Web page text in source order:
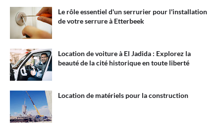
Le rôle essentiel d'un serrurier pour l'installation
de votre serrure à Etterbeek
Location de voiture à El Jadida : Explorez la
beauté de la cité historique en toute liberté
Location de matériels pour la construction